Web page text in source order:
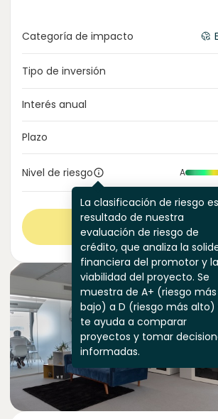
Categoría de impacto
Tipo de inversión
Interés anual
Plazo
Nivel de riesgo
La clasificación de riesgo
resultado de nuestra
evaluación de riesgo de
crédito, que analiza la
financiera del promotor y la
viabilidad del proyecto. Se
muestra de A+ (riesgo más
bajo) a D (riesgo más alto)
te ayuda a comparar
proyectos y tomar
informadas.
A
Ver más